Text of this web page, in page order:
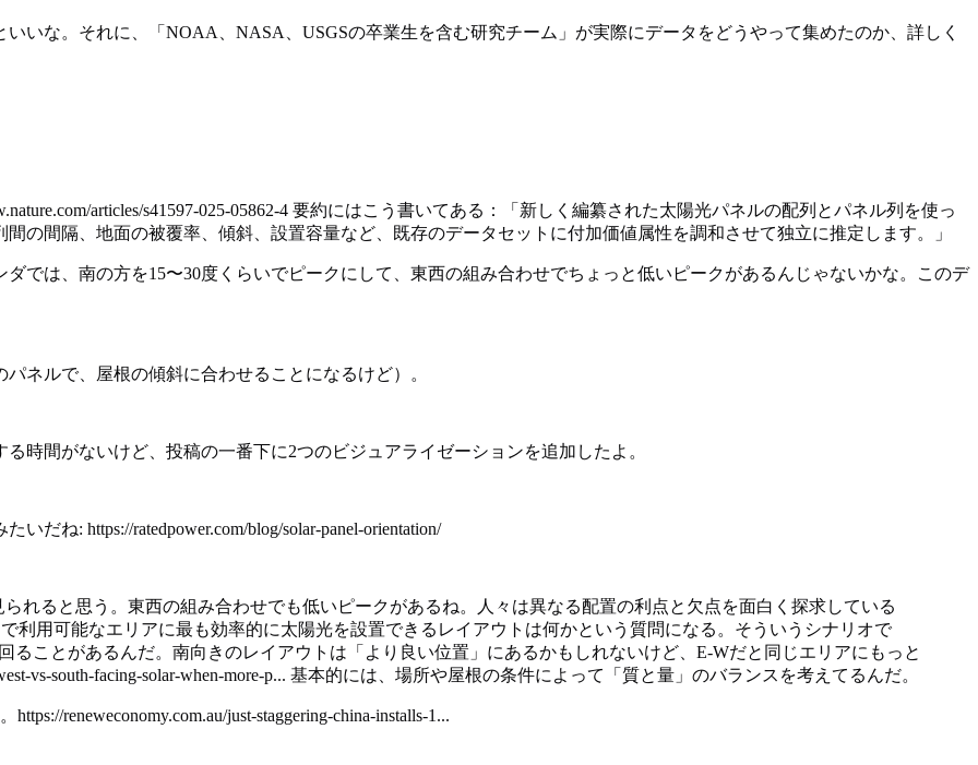
いな。それに、「NOAA、NASA、USGSの卒業生を含む研究チーム」が実際にデータをどうやって集めたのか、詳しく
articles/s41597-025-05862-4 要約にはこう書いてある：「新しく編纂された太陽光パネルの配列とパネル列を使っ
の間隔、地面の被覆率、傾斜、設置容量など、既存のデータセットに付加価値属性を調和させて独立に推定します。」
では、南の方を15〜30度くらいでピークにして、東西の組み合わせでちょっと低いピークがあるんじゃないかな。このデ
ネルで、屋根の傾斜に合わせることになるけど）。
時間がないけど、投稿の一番下に2つのビジュアライゼーションを追加したよ。
だね: https://ratedpower.com/blog/solar-panel-orientation/
れると思う。東西の組み合わせでも低いピークがあるね。人々は異なる配置の利点と欠点を面白く探求している
利用可能なエリアに最も効率的に太陽光を設置できるレイアウトは何かという質問になる。そういうシナリオで
ることがあるんだ。南向きのレイアウトは「より良い位置」にあるかもしれないけど、E-Wだと同じエリアにもっと
vs-south-facing-solar-when-more-p... 基本的には、場所や屋根の条件によって「質と量」のバランスを考えてるんだ。
reneweconomy.com.au/just-staggering-china-installs-1...